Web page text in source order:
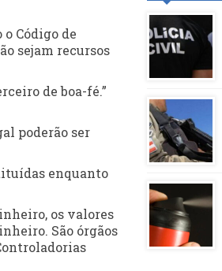
Código de
sejam recursos
de boa-fé.”
poderão ser
enquanto
os valores
São órgãos